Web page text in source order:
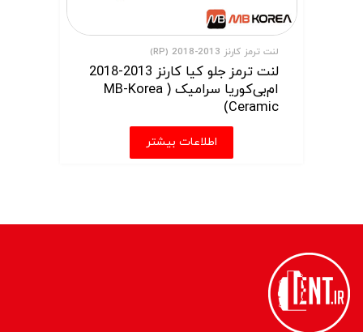
لنت ترمز کارنز 2013-2018 (RP)
لنت ترمز جلو کیا کارنز 2013-2018
ام‌بی‌کوریا سرامیک ( MB-Korea
Ceramic)
اطلاعات بیشتر